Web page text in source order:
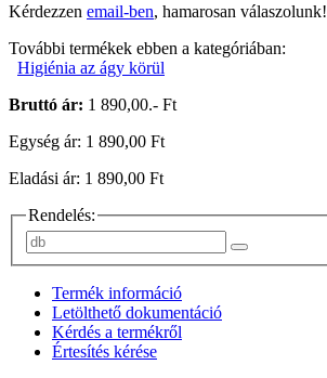
Kérdezzen email-ben, hamarosan válaszolunk!
További termékek ebben a kategóriában:
Higiénia az ágy körül
Bruttó ár: 1 890,00.- Ft
Egység ár: 1 890,00 Ft
Eladási ár: 1 890,00 Ft
Rendelés:
Termék információ
Letölthető dokumentáció
Kérdés a termékről
Értesítés kérése